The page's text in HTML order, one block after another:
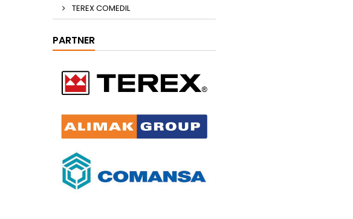
TEREX COMEDIL
PARTNER